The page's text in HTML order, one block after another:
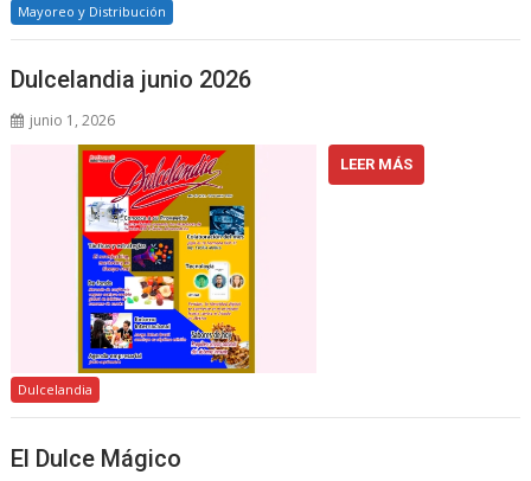
Mayoreo y Distribución
Dulcelandia junio 2026
junio 1, 2026
LEER MÁS
Dulcelandia
El Dulce Mágico